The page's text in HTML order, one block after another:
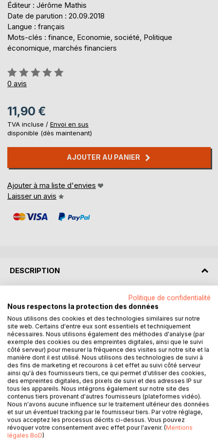
Éditeur : Jérôme Mathis
Date de parution : 20.09.2018
Langue : français
Mots-clés : finance, Economie, société, Politique
économique, marchés financiers
Évaluation:
0%
0 avis
11,90 €
TVA incluse / Envoi en sus
disponible (dès maintenant)
AJOUTER AU PANIER
Ajouter à ma liste d'envies
Laisser un avis
DESCRIPTION
La finance bouleverse continuellement le monde qui nous
entoure. Aux yeux de certains, elle nourrit la croissance et
est source de progrès, tandis que pour d'autres, elle
creuse les inégalités et détruit la planète. Indiscutablement,
elle modifie la place de l'Homme dans la société et est en
train de façonner le XXIe siècle.
Le premier tome de cette collection analyse l'influence de
l'argent sur notre société et nos comportements. Faut-il
proscrire la course au profit ? Pourquoi l'accès aux
médicaments est-il une question d'argent ? L'innovation
peut-elle se passer des profits ? L'argent n'en vient-il pas
jusqu'à perturber notre relation aux autres ? Voire à nous-
mêmes ? On dit des Français qu'ils entretiennent un
rapport unique, et tabou, à l'argent et à l'enrichissement.
Politique de confidentialité
Nous respectons la protection des données
Nous utilisons des cookies et des technologies similaires sur notre
site web. Certains d'entre eux sont essentiels et techniquement
nécessaires. Nous utilisons également des méthodes d'analyse (par
exemple des cookies ou des empreintes digitales, ainsi que le suivi
côté serveur) pour mesurer la fréquence des visites sur notre site et la
manière dont il est utilisé. Nous utilisons des technologies de suivi à
des fins de marketing et recourons à cet effet au suivi côté serveur
ainsi qu'à des fournisseurs tiers, ce qui permet d'utiliser des cookies,
des empreintes digitales, des pixels de suivi et des adresses IP sur
tous les appareils. Nous intégrons également sur notre site des
contenus tiers provenant d'autres fournisseurs (plateformes vidéo).
Nous n'avons aucune influence sur le traitement ultérieur des données
et sur un éventuel tracking par le fournisseur tiers. Par votre réglage,
vous acceptez les processus décrits ci-dessus. Vous pouvez
révoquer votre consentement avec effet pour l'avenir. (Mentions
légales BoD)